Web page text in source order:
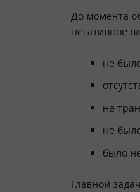
До момента
негативное
не
не
не
было
Главной